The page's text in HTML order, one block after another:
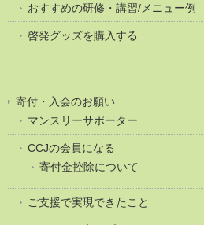
おすすめの研修・講習/メニュー例
啓発グッズを購入する
寄付・入会のお願い
マンスリーサポーター
CCJの会員になる
寄付金控除について
ご支援で実現できたこと